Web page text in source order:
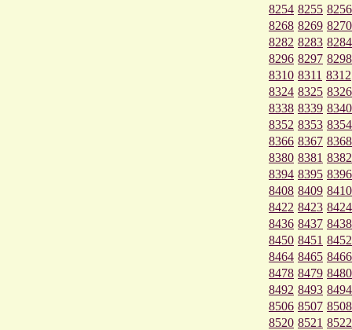
8254 8255 8256
8268 8269 8270
8282 8283 8284
8296 8297 8298
8310 8311 8312
8324 8325 8326
8338 8339 8340
8352 8353 8354
8366 8367 8368
8380 8381 8382
8394 8395 8396
8408 8409 8410
8422 8423 8424
8436 8437 8438
8450 8451 8452
8464 8465 8466
8478 8479 8480
8492 8493 8494
8506 8507 8508
8520 8521 8522